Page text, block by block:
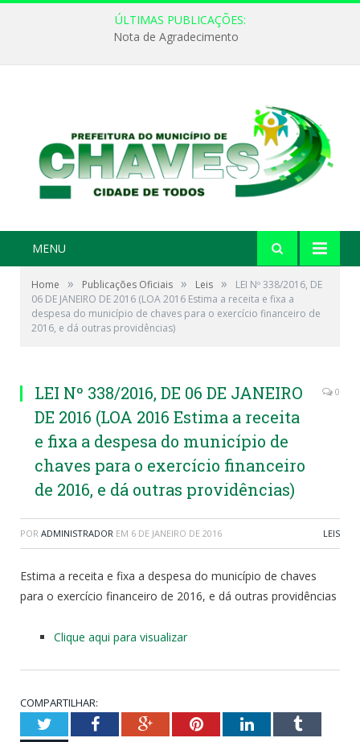
ÚLTIMAS PUBLICAÇÕES:
Nota de Agradecimento
MENU
Home » Publicações Oficiais » Leis »
LEI Nº 338/2016, DE
06 DE JANEIRO DE 2016 (LOA 2016 Estima a receita e fixa a
despesa do município de chaves para o exercício financeiro de
2016, e dá outras providências)
LEI Nº 338/2016, DE 06 DE JANEIRO
DE 2016 (LOA 2016 Estima a receita
e fixa a despesa do município de
chaves para o exercício financeiro
de 2016, e dá outras providências)
0
POR ADMINISTRADOR EM 6 DE JANEIRO DE 2016 LEIS
Estima a receita e fixa a despesa do município de chaves
para o exercício financeiro de 2016, e dá outras providências
Clique aqui para visualizar
COMPARTILHAR:
TwitterFacebookGoogle+PinterestLinkedInTumblr